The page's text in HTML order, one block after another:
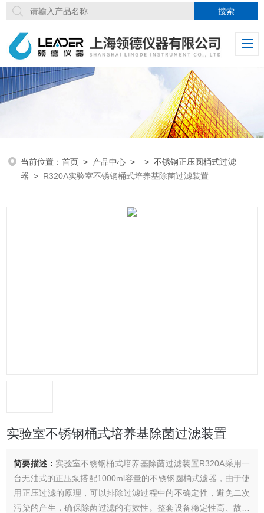
当前位置：首页 > 产品中心 > >不锈钢正压圆桶式过滤
器 > R320A实验室不锈钢桶式培养基除菌过滤装置
实验室不锈钢桶式培养基除菌过滤装置
简要描述： 实验室不锈钢桶式培养基除菌过滤装置R320A采用一
台无油式的正压泵搭配1000ml容量的不锈钢圆桶式滤器，由于使
用正压过滤的原理，可以排除过滤过程中的不确定性，避免二次
污染的产生，确保除菌过滤的有效性。整套设备稳定性高、故障